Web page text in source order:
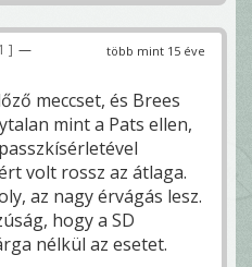
több mint 15 éve
—
meccset, és Brees
mint a Pats ellen,
volt rossz az átlaga.
az nagy érvágás lesz.
hogy a SD
nélkül az esetet.